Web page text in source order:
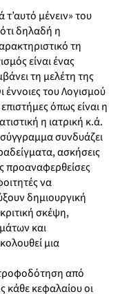
μένειν» του
δηλαδή η
τη
είναι ένας
τη μελέτη της
του Λογισμού
όπως είναι η
η ιατρική κ.ά.
συνδυάζει
ασκήσεις
προαναφερθείσες
να
δημιουργική
σκέψη,
και
μια
από
κάθε κεφαλαίου οι